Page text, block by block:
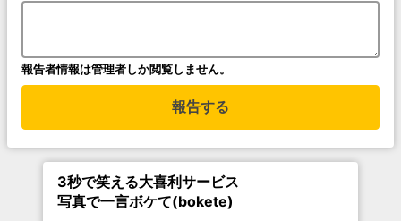
報告者情報は管理者しか閲覧しません。
報告する
3秒で笑える大喜利サービス
写真で一言ボケて(bokete)